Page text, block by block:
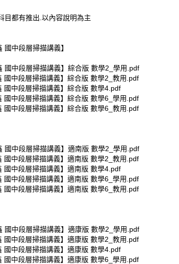
目都有推出.以內容說明為主
國中段層掃描講義】
國中段層掃描講義】綜合版 數學2_學用.pdf
國中段層掃描講義】綜合版 數學2_教用.pdf
國中段層掃描講義】綜合版 數學4.pdf
國中段層掃描講義】綜合版 數學6_學用.pdf
國中段層掃描講義】綜合版 數學6_教用.pdf
國中段層掃描講義】適南版 數學2_學用.pdf
國中段層掃描講義】適南版 數學2_教用.pdf
國中段層掃描講義】適南版 數學4.pdf
國中段層掃描講義】適南版 數學6_學用.pdf
國中段層掃描講義】適南版 數學6_教用.pdf
國中段層掃描講義】適康版 數學2_學用.pdf
國中段層掃描講義】適康版 數學2_教用.pdf
國中段層掃描講義】適康版 數學4.pdf
國中段層掃描講義】適康版 數學6_學用.pdf